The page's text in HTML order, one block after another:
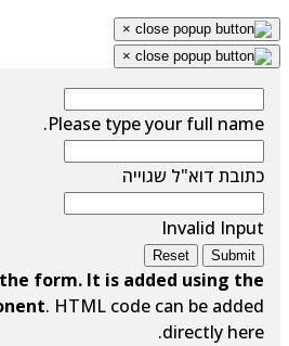
×
×
Please type your full name.
כתובת דוא"ל שגוייה
Invalid Input
Submit
Reset
form. It is added using the
. HTML code can be added
directly here.